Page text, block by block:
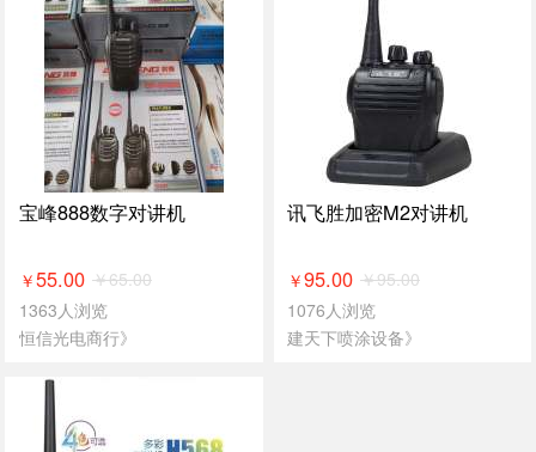
宝峰888数字对讲机
￥55.00 ￥65.00
1363人浏览
恒信光电商行》
讯飞胜加密M2对讲机
￥95.00 ￥95.00
1076人浏览
建天下喷涂设备》